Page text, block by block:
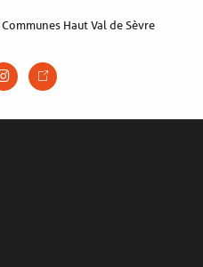
Haut Val de Sèvre